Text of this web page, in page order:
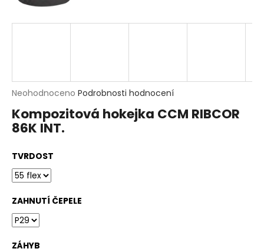
Průměrné
produktu
je
5
hvězdiček.
Neohodnoceno Podrobnosti hodnocení
Kompozitová hokejka CCM RIBCOR
86K INT.
TVRDOST
ZAHNUTÍ ČEPELE
ZÁHYB
D
o
p
o
r
č
u
e
m
e